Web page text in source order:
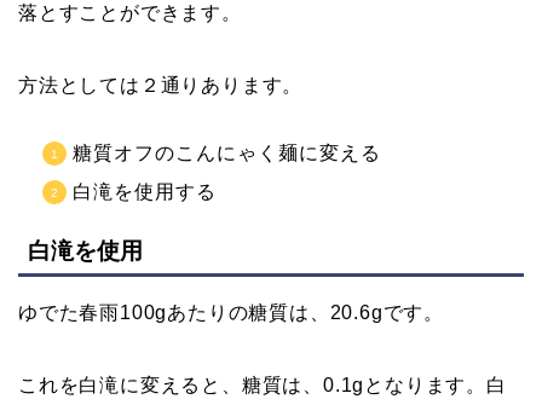
落とすことができます。
方法としては２通りあります。
糖質オフのこんにゃく麺に変える
白滝を使用する
白滝を使用
ゆでた春雨100gあたりの糖質は、20.6gです。
これを白滝に変えると、糖質は、0.1gとなります。白